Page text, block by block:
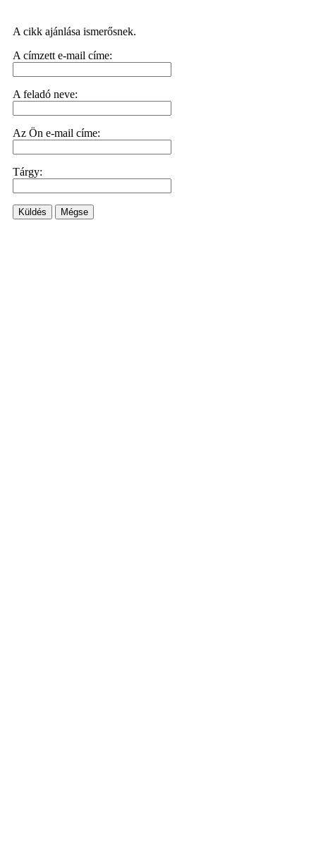
A cikk ajánlása ismerősnek.
A címzett e-mail címe:
A feladó neve:
Az Ön e-mail címe:
Tárgy:
Küldés Mégse